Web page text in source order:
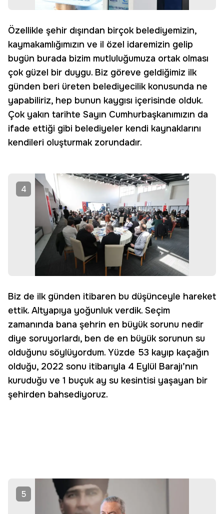
Özellikle şehir dışından birçok belediyemizin,
kaymakamlığımızın ve il özel idaremizin gelip
bugün burada bizim mutluluğumuza ortak olması
çok güzel bir duygu. Biz göreve geldiğimiz ilk
günden beri üreten belediyecilik konusunda ne
yapabiliriz, hep bunun kaygısı içerisinde olduk.
Çok yakın tarihte Sayın Cumhurbaşkanımızın da
ifade ettiği gibi belediyeler kendi kaynaklarını
kendileri oluşturmak zorundadır.
4
Biz de ilk günden itibaren bu düşünceyle hareket
ettik. Altyapıya yoğunluk verdik. Seçim
zamanında bana şehrin en büyük sorunu nedir
diye soruyorlardı, ben de en büyük sorunun su
olduğunu söylüyordum. Yüzde 53 kayıp kaçağın
olduğu, 2022 sonu itibarıyla 4 Eylül Barajı’nın
kuruduğu ve 1 buçuk ay su kesintisi yaşayan bir
şehirden bahsediyoruz.
5